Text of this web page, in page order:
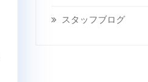
スタッフブログ